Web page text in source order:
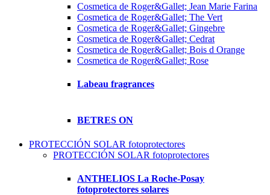
Cosmetica de Roger&Gallet; Jean Marie Farina
Cosmetica de Roger&Gallet; The Vert
Cosmetica de Roger&Gallet; Gingebre
Cosmetica de Roger&Gallet; Cedrat
Cosmetica de Roger&Gallet; Bois d Orange
Cosmetica de Roger&Gallet; Rose
Labeau fragrances
BETRES ON
PROTECCIÓN SOLAR fotoprotectores
PROTECCIÓN SOLAR fotoprotectores
ANTHELIOS La Roche-Posay
fotoprotectores solares